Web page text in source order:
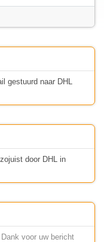
gestuurd naar DHL
door DHL in
voor uw bericht